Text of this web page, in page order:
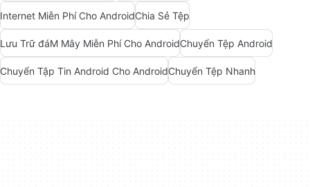
Internet Miễn Phí Cho AndroidChia Sẻ Tệp
Lưu Trữ đáM Mây Miễn Phí Cho AndroidChuyển Tệp Android
Chuyển Tập Tin Android Cho AndroidChuyển Tệp Nhanh